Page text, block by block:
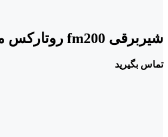
شیربرقی fm200 روتارکس مدل B0482
تماس بگیرید